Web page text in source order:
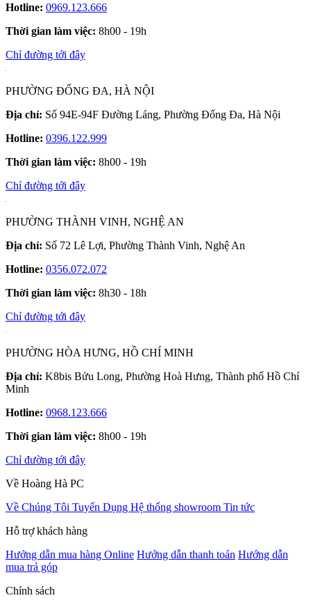
Hotline: 0969.123.666
Thời gian làm việc: 8h00 - 19h
Chỉ đường tới đây
PHƯỜNG ĐỐNG ĐA, HÀ NỘI
Địa chỉ: Số 94E-94F Đường Láng, Phường Đống Đa, Hà Nội
Hotline: 0396.122.999
Thời gian làm việc: 8h00 - 19h
Chỉ đường tới đây
PHƯỜNG THÀNH VINH, NGHỆ AN
Địa chỉ: Số 72 Lê Lợi, Phường Thành Vinh, Nghệ An
Hotline: 0356.072.072
Thời gian làm việc: 8h30 - 18h
Chỉ đường tới đây
PHƯỜNG HÒA HƯNG, HỒ CHÍ MINH
Địa chỉ: K8bis Bửu Long, Phường Hoà Hưng, Thành phố Hồ Chí
Minh
Hotline: 0968.123.666
Thời gian làm việc: 8h00 - 19h
Chỉ đường tới đây
Về Hoàng Hà PC
Về Chúng Tôi Tuyển Dụng Hệ thống showroom Tin tức
Hỗ trợ khách hàng
Hướng dẫn mua hàng Online Hướng dẫn thanh toán Hướng dẫn
mua trả góp
Chính sách